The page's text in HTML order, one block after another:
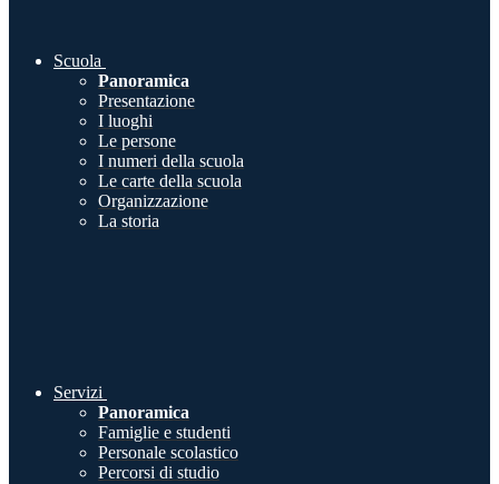
Scuola
Panoramica
Presentazione
I luoghi
Le persone
I numeri della scuola
Le carte della scuola
Organizzazione
La storia
Servizi
Panoramica
Famiglie e studenti
Personale scolastico
Percorsi di studio